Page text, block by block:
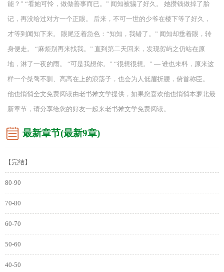
能？” “看她可怜，做做善事而已。” 闻知被骗了好久。 她攒钱做掉了胎
记，再没给过对方一个正眼。 后来，不可一世的少爷在楼下等了好久，
才等到闻知下来。 眼尾泛着急色：“知知，我错了。” 闻知却垂着眼，转
身便走。 “麻烦别再来找我。” 直到第二天回来，发现贺屿之仍站在原
地，淋了一夜的雨。 “可是我想你。” “很想很想。” — 谁也未料，原来这
样一个桀骜不驯、高高在上的浪荡子，也会为人低眉折腰，俯首称臣。
他也悄悄全文免费阅读由老书摊文学提供，如果您喜欢他也悄悄本萝北最
新章节，请分享给您的好友一起来老书摊文学免费阅读。
最新章节(最新9章)
【完结】
80-90
70-80
60-70
50-60
40-50